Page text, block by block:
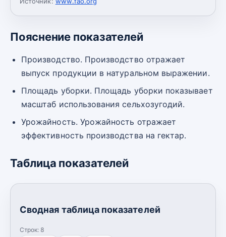
Пояснение показателей
Производство. Производство отражает
выпуск продукции в натуральном выражении.
Площадь уборки. Площадь уборки показывает
масштаб использования сельхозугодий.
Урожайность. Урожайность отражает
эффективность производства на гектар.
Таблица показателей
Сводная таблица показателей
Строк: 8